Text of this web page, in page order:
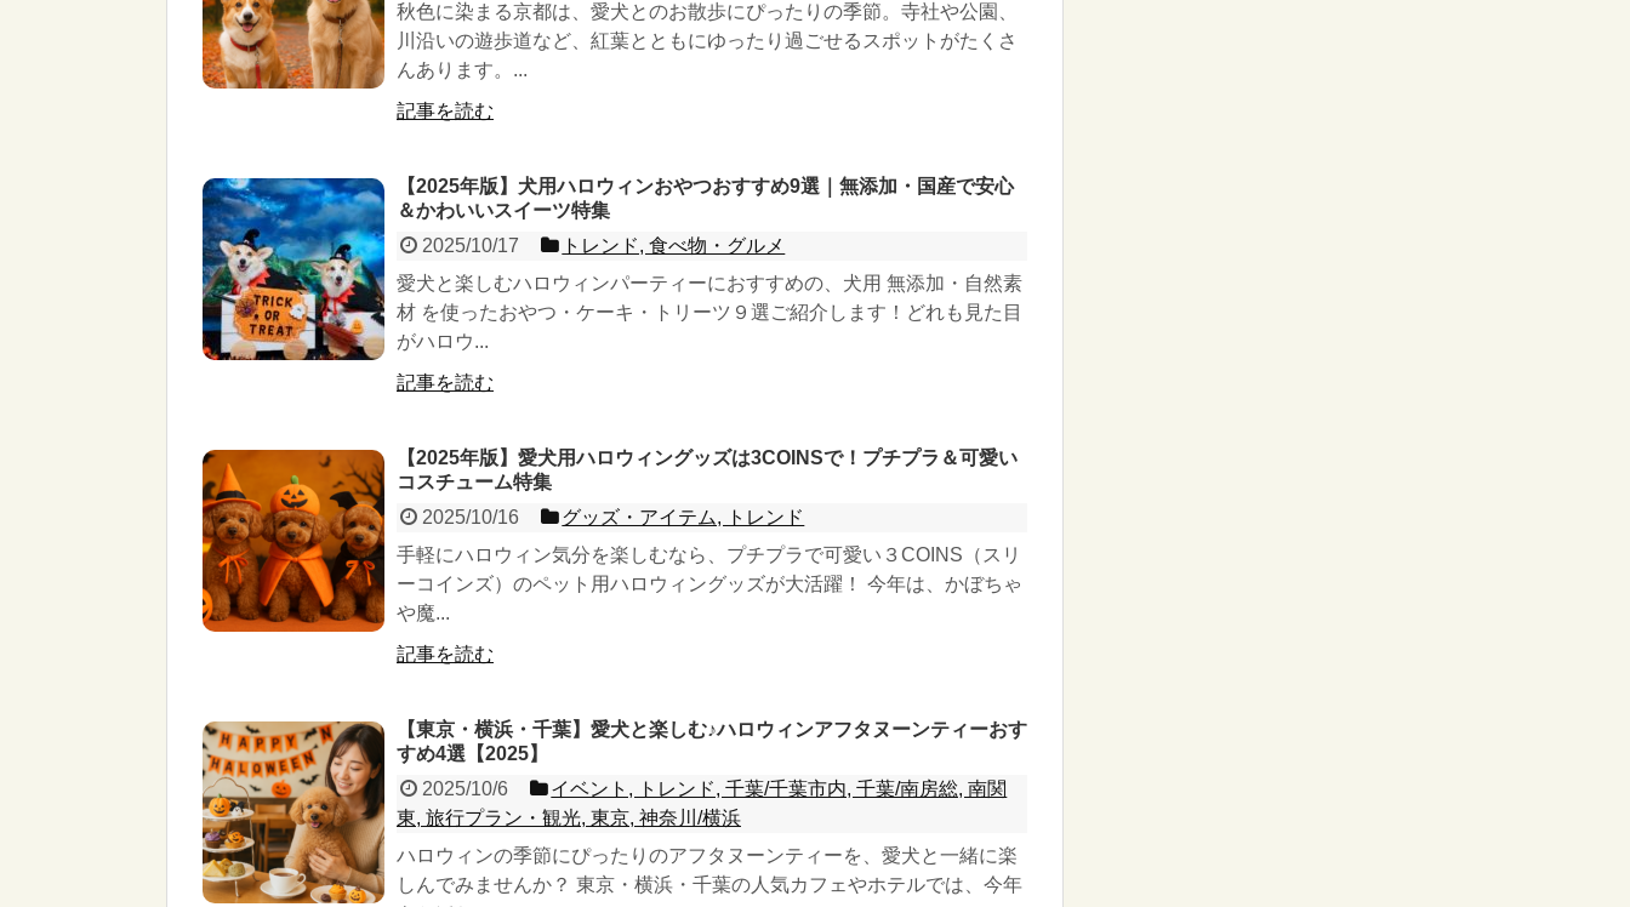
秋色に染まる京都は、愛犬とのお散歩にぴったりの季節。寺社や公園、
川沿いの遊歩道など、紅葉とともにゆったり過ごせるスポットがたくさ
んあります。...
記事を読む
【2025年版】犬用ハロウィンおやつおすすめ9選｜無添加・国産で安心
＆かわいいスイーツ特集
2025/10/17
トレンド, 食べ物・グルメ
愛犬と楽しむハロウィンパーティーにおすすめの、犬用 無添加・自然素
材 を使ったおやつ・ケーキ・トリーツ９選ご紹介します！どれも見た目
がハロウ...
記事を読む
【2025年版】愛犬用ハロウィングッズは3COINSで！プチプラ＆可愛い
コスチューム特集
2025/10/16
グッズ・アイテム, トレンド
手軽にハロウィン気分を楽しむなら、プチプラで可愛い３COINS（スリ
ーコインズ）のペット用ハロウィングッズが大活躍！ 今年は、かぼちゃ
や魔...
記事を読む
【東京・横浜・千葉】愛犬と楽しむ♪ハロウィンアフタヌーンティーおす
すめ4選【2025】
2025/10/6
イベント, トレンド, 千葉/千葉市内, 千葉/南房総, 南関
東, 旅行プラン・観光, 東京, 神奈川/横浜
ハロウィンの季節にぴったりのアフタヌーンティーを、愛犬と一緒に楽
しんでみませんか？ 東京・横浜・千葉の人気カフェやホテルでは、今年